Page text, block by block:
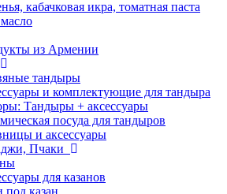
кабачковая икра, томатная паста
из Армении
тандыры
и комплектующие для тандыра
Тандыры + аксессуары
посуда для тандыров
и аксессуары
Пчаки
для казанов
под казан